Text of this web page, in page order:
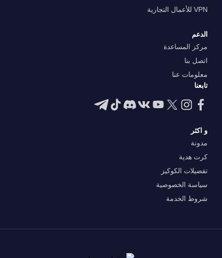
VPN للأعمال التجارية
الدعم
مركز المساعدة
اتصل بنا
معلومات عنا
تابعنا
و اكثر
مدونة
كرت هدية
تفضيلات الكوكيز
سياسة الخصوصية
شروط الخدمة